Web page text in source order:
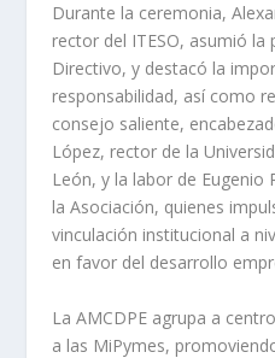
Durante la ceremonia,
rector del ITESO, asumió la
Directivo, y destacó la
responsabilidad, así como
consejo saliente,
López, rector de la
León, y la labor de Eugenio
la Asociación, quienes
vinculación institucional a
en favor del desarrollo
La AMCDPE agrupa a
a las MiPymes,